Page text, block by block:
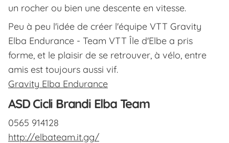
un rocher ou bien une descente en vitesse.
Peu à peu l'idée de créer l'équipe VTT Gravity
Elba Endurance - Team VTT Île d'Elbe a pris
forme, et le plaisir de se retrouver, à vélo, entre
amis est toujours aussi vif.
Gravity Elba Endurance
ASD Cicli Brandi Elba Team
0565 914128
http://elbateam.it.gg/